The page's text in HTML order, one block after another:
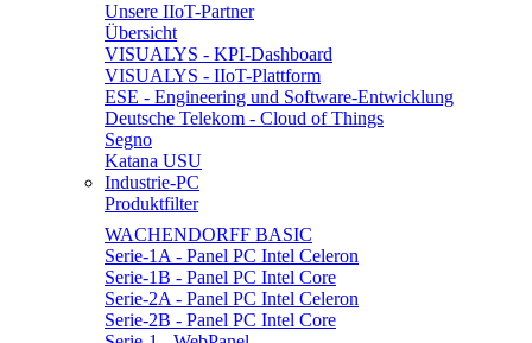
Unsere IIoT-Partner
Übersicht
VISUALYS - KPI-Dashboard
VISUALYS - IIoT-Plattform
ESE - Engineering und Software-Entwicklung
Deutsche Telekom - Cloud of Things
Segno
Katana USU
Industrie-PC
Produktfilter
WACHENDORFF BASIC
Serie-1A - Panel PC Intel Celeron
Serie-1B - Panel PC Intel Core
Serie-2A - Panel PC Intel Celeron
Serie-2B - Panel PC Intel Core